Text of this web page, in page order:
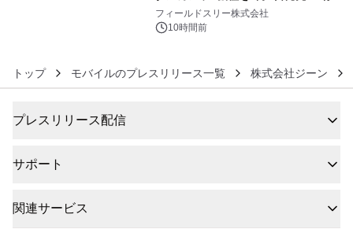
約1300万画素、用途別に選べるコンデ
ジ新登場
フィールドスリー株式会社
10時間前
トップ モバイルのプレスリリース一覧 株式会社ジーン
プレスリリース配信
サポート
関連サービス